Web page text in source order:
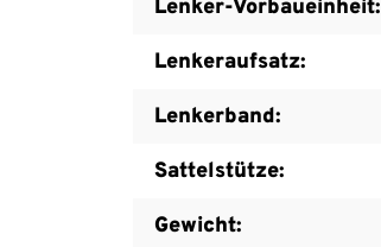
Lenker-Vorbaueinheit:
Lenkeraufsatz:
Lenkerband:
Sattelstütze:
Gewicht: